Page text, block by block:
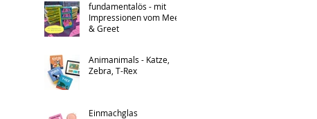
fundamentalös - mit
Impressionen vom Meet
& Greet
Animanimals - Katze,
Zebra, T-Rex
Einmachglas